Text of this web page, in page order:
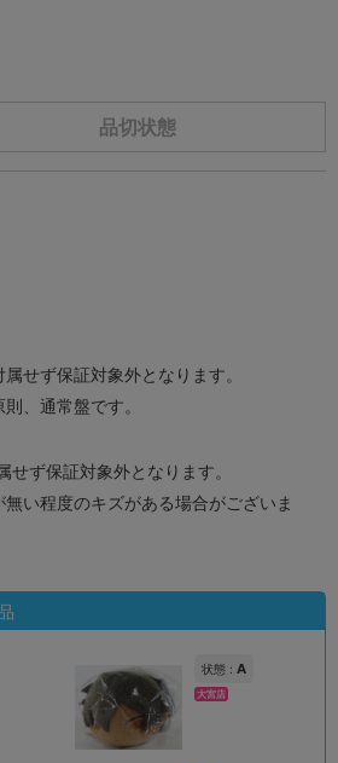
品切状態
せず保証対象外となります。
、通常盤です。
ず保証対象外となります。
い程度のキズがある場合がございま
状態 : A
大宮店